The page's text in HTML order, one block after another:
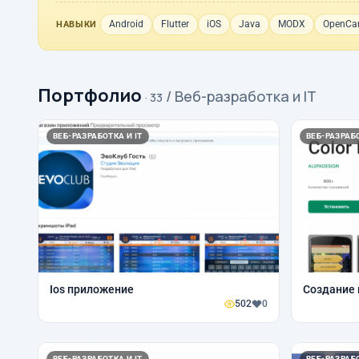
НАВЫКИ Android Flutter iOS Java MODX
Портфолио · 33 / Веб-разработка и IT
ВЕБ-РАЗРАБОТКА И IT
Ios приложение
502 0
ВЕБ-
Создание